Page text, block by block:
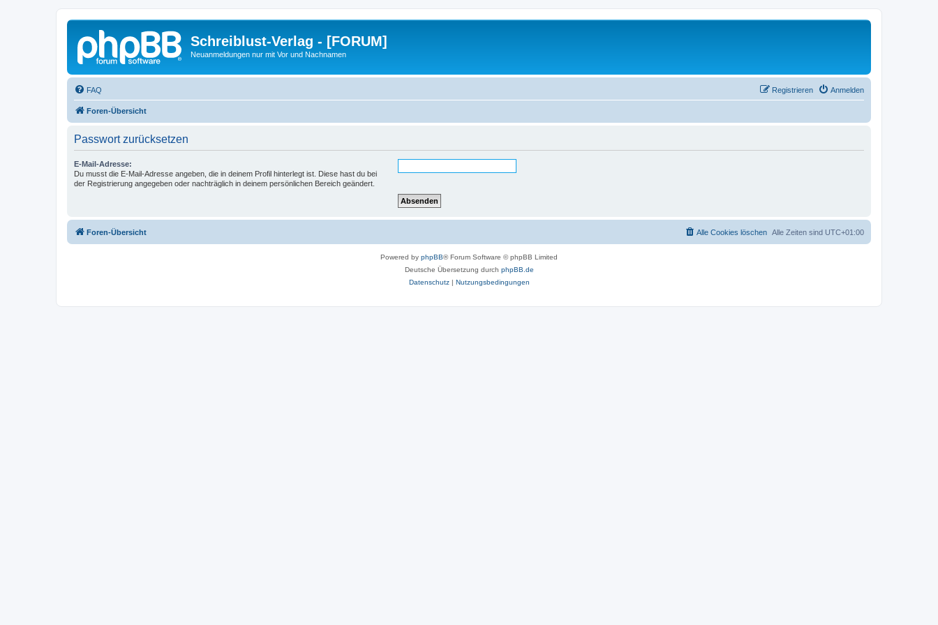
Schreiblust-Verlag - [FORUM]
Neuanmeldungen nur mit Vor und Nachnamen
FAQ Anmelden
Registrieren
Foren-Übersicht
Passwort zurücksetzen
E-Mail-Adresse:
Du musst die E-Mail-Adresse angeben, die in deinem Profil hinterlegt ist. Diese hast du bei
der Registrierung angegeben oder nachträglich in deinem persönlichen Bereich geändert.
Foren-Übersicht Alle Zeiten sind UTC+01:00
Alle Cookies löschen
Powered by phpBB® Forum Software © phpBB Limited
Deutsche Übersetzung durch phpBB.de
Datenschutz| Nutzungsbedingungen